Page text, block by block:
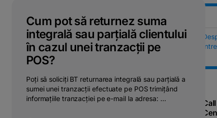
Call
Cum pot să returnez suma
integrală sau parțială clientului
în cazul unei tranzacții pe
POS?
Poți să soliciți BT returnarea integrală sau parțială a
sumei unei tranzacții efectuate pe POS trimițând
informațiile tranzacției pe e-mail la adresa: ...